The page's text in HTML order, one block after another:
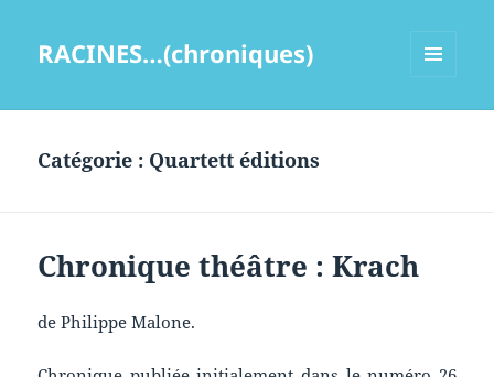
RACINES…(chroniques)
Catégorie : Quartett éditions
Chronique théâtre : Krach
de Philippe Malone.